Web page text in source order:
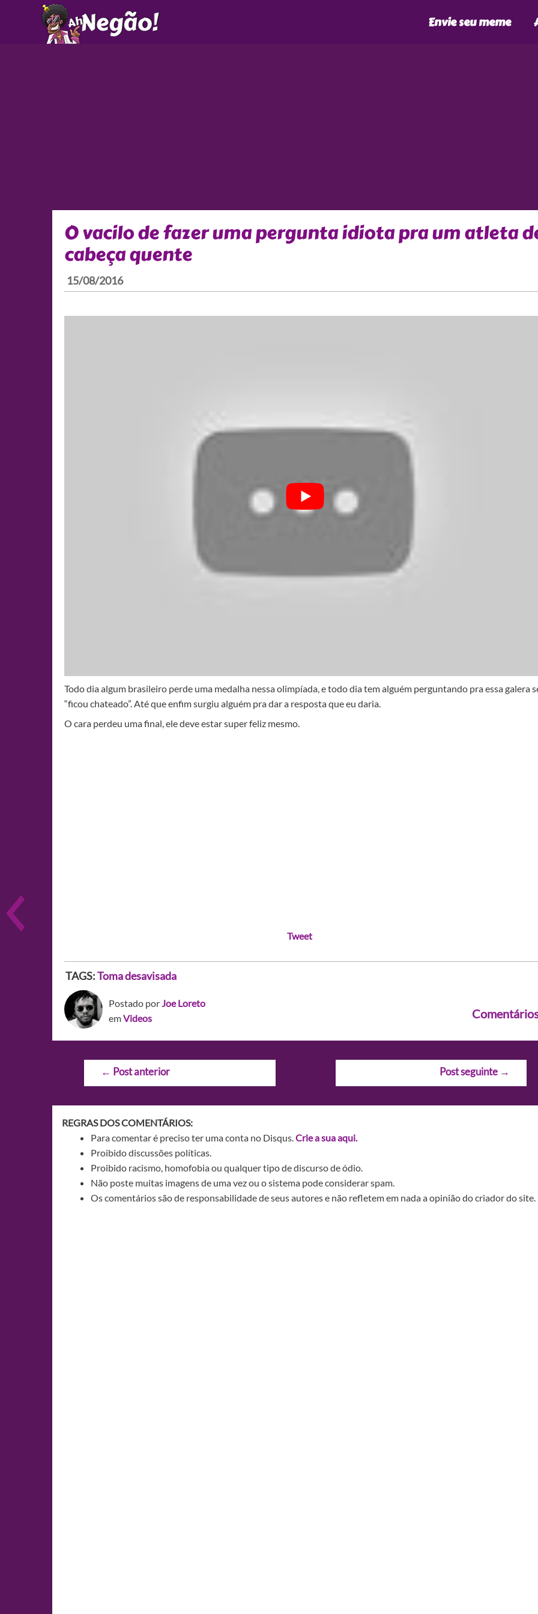
Envie seu meme
O vacilo de fazer uma pergunta idiota pra um atleta
cabeça quente
15/08/2016
Todo dia algum brasileiro perde uma medalha nessa olimpíada, e todo dia tem alguém perguntando pra essa galera
“ficou chateado”. Até que enfim surgiu alguém pra dar a resposta que eu daria.
O cara perdeu uma final, ele deve estar super feliz mesmo.
Tweet
TAGS:Toma desavisada
Postado porJoe Loreto
emVideos
Navegação
← Post anterior Post seguinte →
REGRAS DOS COMENTÁRIOS:
Para comentar é preciso ter uma conta no Disqus.Crie a sua aqui.
Proibido discussões políticas.
Proibido racismo, homofobia ou qualquer tipo de discurso de ódio.
Não poste muitas imagens de uma vez ou o sistema pode considerar spam.
Os comentários são de responsabilidade de seus autores e não refletem em nada a opinião do criador do site.